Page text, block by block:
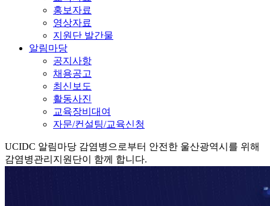
홍보자료
영상자료
지원단 발간물
알림마당
공지사항
채용공고
최신보도
활동사진
교육장비대여
자문/컨설팅/교육신청
UCIDC 알림마당 감염병으로부터 안전한 울산광역시를 위해
감염병관리지원단이 함께 합니다.